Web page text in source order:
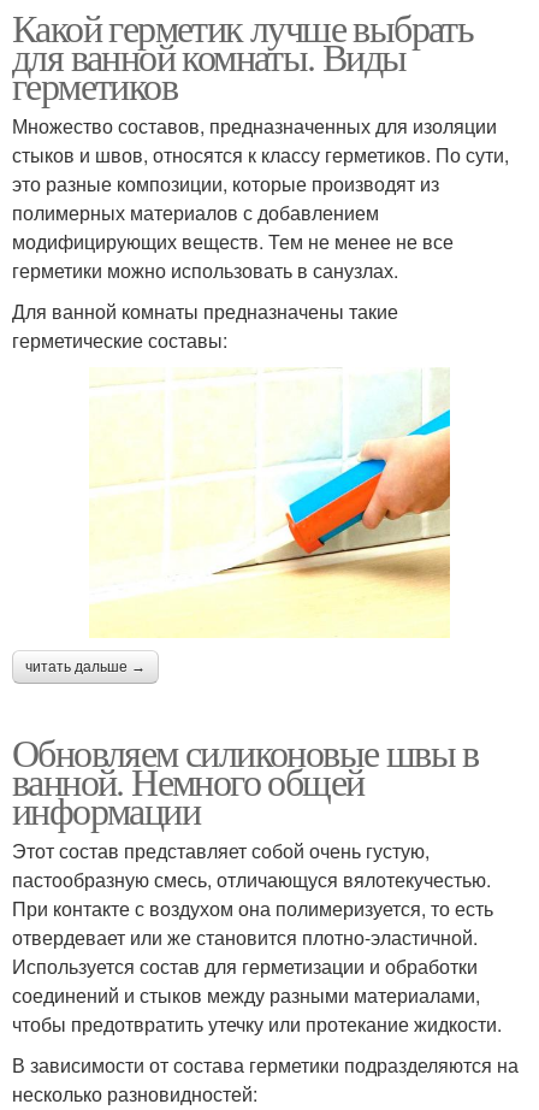
Какой герметик лучше выбрать
для ванной комнаты. Виды
герметиков
Множество составов, предназначенных для изоляции
стыков и швов, относятся к классу герметиков. По сути,
это разные композиции, которые производят из
полимерных материалов с добавлением
модифицирующих веществ. Тем не менее не все
герметики можно использовать в санузлах.
Для ванной комнаты предназначены такие
герметические составы:
читать дальше →
Обновляем силиконовые швы в
ванной. Немного общей
информации
Этот состав представляет собой очень густую,
пастообразную смесь, отличающуся вялотекучестью.
При контакте с воздухом она полимеризуется, то есть
отвердевает или же становится плотно-эластичной.
Используется состав для герметизации и обработки
соединений и стыков между разными материалами,
чтобы предотвратить утечку или протекание жидкости.
В зависимости от состава герметики подразделяются на
несколько разновидностей: